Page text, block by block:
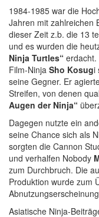
1984-1985 war die
Jahren mit zahlreichen
dieser Zeit z.b. die 13
und es wurden die
Ninja Turtles“ erdacht.
Film-Ninja Sho Kosugi
seine Gegner. Er
Streifen, von denen
Augen der Ninja“
Dagegen nutzte ein
seine Chance sich als
sorgten die Cannon
und verhalfen Nobody
zum Durchbruch. Die
Produktion wurde zum
Asiatische Ninja-